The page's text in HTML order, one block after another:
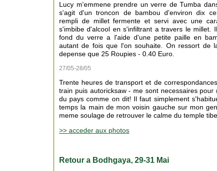
Lucy m'emmene prendre un verre de Tumba
s'agit d'un troncon de bambou d'environ dix
rempli de millet fermente et servi avec une
s'imbibe d'alcool en s'infiltrant a travers le millet.
fond du verre a l'aide d'une petite paille en
autant de fois que l'on souhaite. On ressort de
depense que 25 Roupies - 0.40 Euro.
27/05-28/05
Trente heures de transport et de
train puis autoricksaw - me sont necessaires
du pays comme on dit! Il faut simplement
temps la main de mon voisin gauche sur mon
meme soulage de retrouver le calme du temple
>> acceder aux photos
Retour a Bodhgaya, 29-31 Mai